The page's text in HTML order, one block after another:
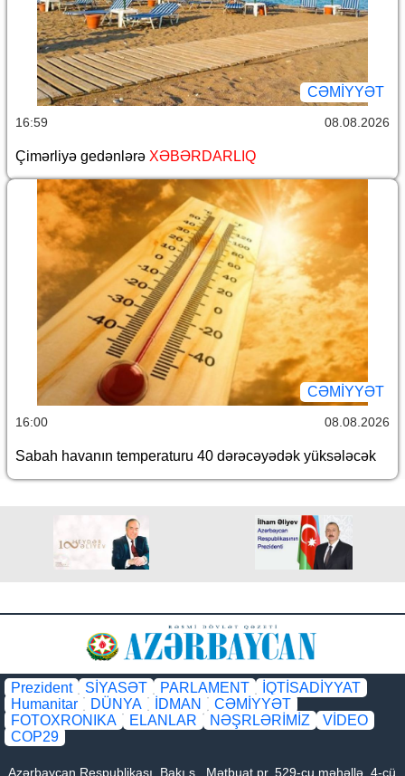
CƏMİYYƏT
16:59 08.08.2026
Çimərliyə gedənlərə XƏBƏRDARLIQ
CƏMİYYƏT
16:00 08.08.2026
Sabah havanın temperaturu 40 dərəcəyədək yüksələcək
Prezident SİYASƏT PARLAMENT
İQTİSADİYYAT
Humanitar
DÜNYA İDMAN
CƏMİYYƏT
FOTOXRONIKA
ELANLAR NƏŞRLƏRİMİZ
VİDEO
COP29
Azərbaycan Respublikası, Bakı ş., Mətbuat pr. 529-cu məhəllə, 4-cü